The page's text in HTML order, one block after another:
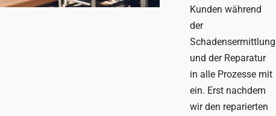
Kunden während
der
Schadensermittlung
und der Reparatur
in alle Prozesse mit
ein. Erst nachdem
wir den reparierten